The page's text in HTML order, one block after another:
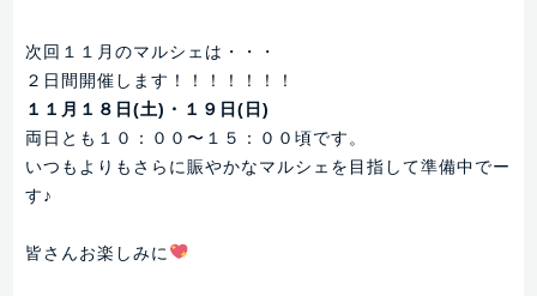
次回１１月のマルシェは・・・
２日間開催します！！！！！！！
１１月１８日(土)・１９日(日)
両日とも１０：００〜１５：００頃です。
いつもよりもさらに賑やかなマルシェを目指して準備中でー
す♪
皆さんお楽しみに